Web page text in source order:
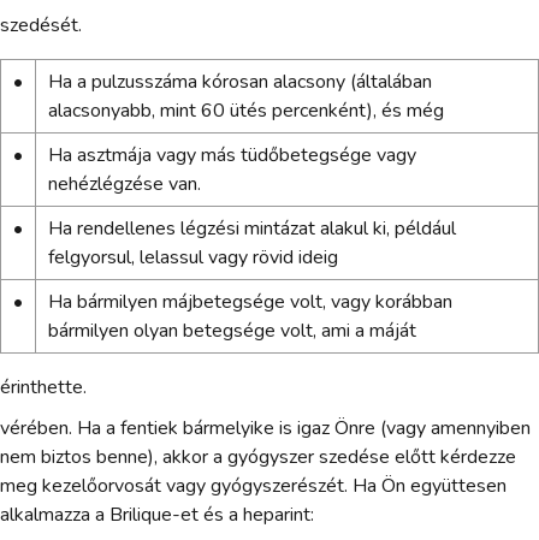
szedését.
•
Ha a pulzusszáma kórosan alacsony (általában
alacsonyabb, mint 60 ütés percenként), és még
•
Ha asztmája vagy más tüdőbetegsége vagy
nehézlégzése van.
•
Ha rendellenes légzési mintázat alakul ki, például
felgyorsul, lelassul vagy rövid ideig
•
Ha bármilyen májbetegsége volt, vagy korábban
bármilyen olyan betegsége volt, ami a máját
érinthette.
vérében. Ha a fentiek bármelyike is igaz Önre (vagy amennyiben
nem biztos benne), akkor a gyógyszer szedése előtt kérdezze
meg kezelőorvosát vagy gyógyszerészét. Ha Ön együttesen
alkalmazza a Brilique-et és a heparint: